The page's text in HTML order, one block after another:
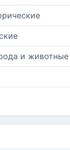
и животные